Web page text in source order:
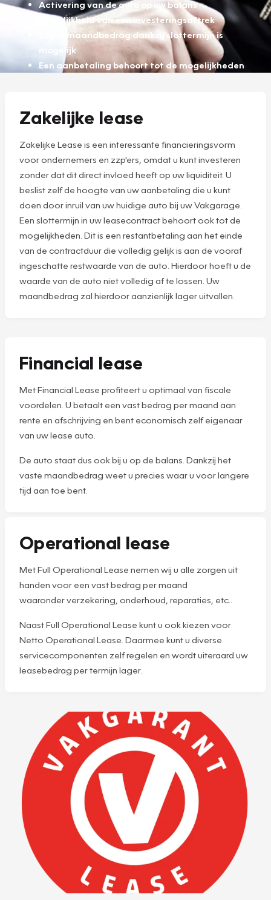
Activering van de auto op uw balans
Mogelijkheid van een investeringsaftrek
Lager maandbedrag dankzij slottermijn is
mogelijk
Een aanbetaling behoort tot de mogelijkheden
Zakelijke lease
Zakelijke Lease is een interessante financieringsvorm
voor ondernemers en zzp'ers, omdat u kunt investeren
zonder dat dit direct invloed heeft op uw liquiditeit. U
beslist zelf de hoogte van uw aanbetaling die u kunt
doen door inruil van uw huidige auto bij uw Vakgarage.
Een slottermijn in uw leasecontract behoort ook tot de
mogelijkheden. Dit is een restantbetaling aan het einde
van de contractduur die volledig gelijk is aan de vooraf
ingeschatte restwaarde van de auto. Hierdoor hoeft u de
waarde van de auto niet volledig af te lossen. Uw
maandbedrag zal hierdoor aanzienlijk lager uitvallen.
Financial lease
Met Financial Lease profiteert u optimaal van fiscale
voordelen. U betaalt een vast bedrag per maand aan
rente en afschrijving en bent economisch zelf eigenaar
van uw lease auto.
De auto staat dus ook bij u op de balans. Dankzij het
vaste maandbedrag weet u precies waar u voor langere
tijd aan toe bent.
Operational lease
Met Full Operational Lease nemen wij u alle zorgen uit
handen voor een vast bedrag per maand
waaronder verzekering, onderhoud, reparaties, etc..
Naast Full Operational Lease kunt u ook kiezen voor
Netto Operational Lease. Daarmee kunt u diverse
servicecomponenten zelf regelen en wordt uiteraard uw
leasebedrag per termijn lager.